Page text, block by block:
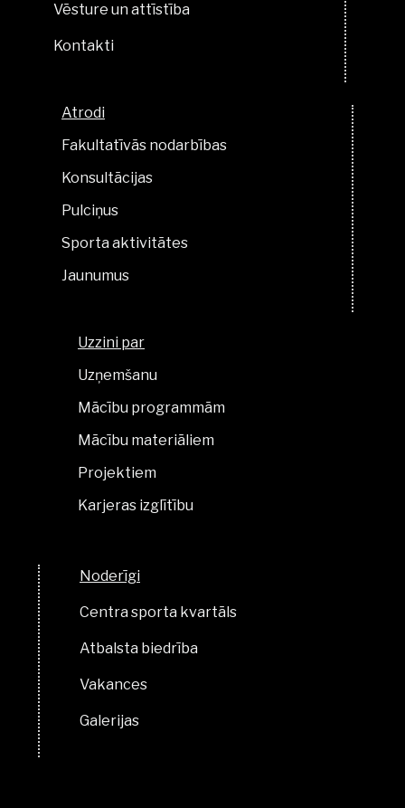
Vēsture un attīstība
Kontakti
Atrodi
Fakultatīvās nodarbības
Konsultācijas
Pulciņus
Sporta aktivitātes
Jaunumus
Uzzini par
Uzņemšanu
Mācību programmām
Mācību materiāliem
Projektiem
Karjeras izglītību
Noderīgi
Centra sporta kvartāls
Atbalsta biedrība
Vakances
Galerijas